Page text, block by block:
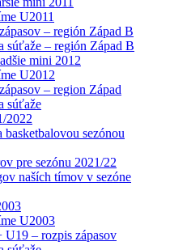
U2011
– región Západ B
súťaže – región Západ B
mini 2012
U2012
– region Západ
súťaže
2022
basketbalovou sezónou
pre sezónu 2021/22
naších tímov v sezóne
U2003
U19 – rozpis zápasov